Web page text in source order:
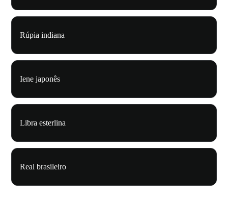
Rúpia indiana
Iene japonês
Libra esterlina
Real brasileiro